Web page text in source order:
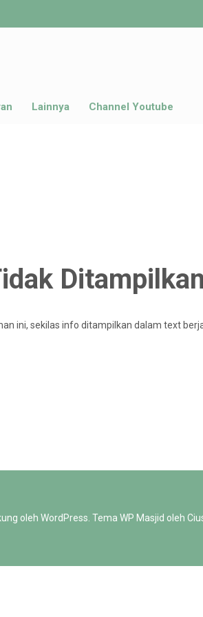
Lainnya Channel Youtube
Ditampilkan
ini, sekilas info ditampilkan dalam text
oleh WordPress . Tema WP Masjid oleh